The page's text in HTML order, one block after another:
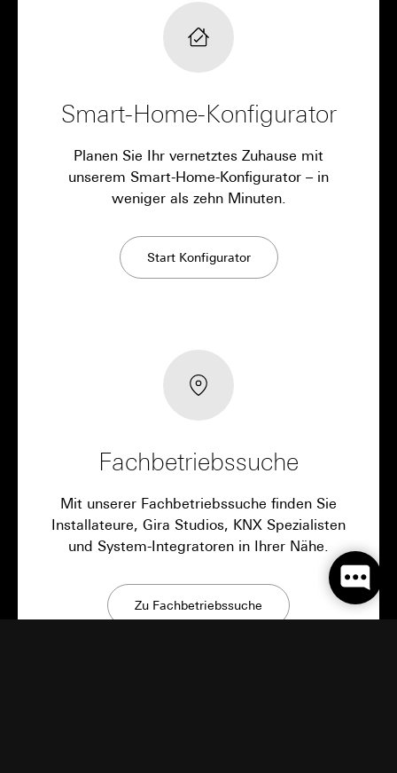
Smart-Home-Konfigurator
Planen Sie Ihr vernetztes Zuhause mit
unserem Smart-Home-Konfigurator – in
weniger als zehn Minuten.
Start Konfigurator
Fachbetriebssuche
Mit unserer Fachbetriebssuche finden Sie
Installateure, Gira Studios, KNX Spezialisten
und System-Integratoren in Ihrer Nähe.
Zu Fachbetriebssuche